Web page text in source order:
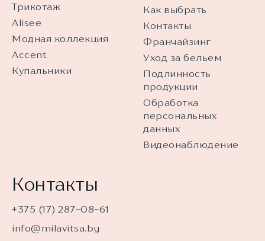
Трикотаж
Alisee
Модная коллекция
Accent
Купальники
Как выбрать
Контакты
Франчайзинг
Уход за бельем
Подлинность
продукции
Обработка
персональных
данных
Видеонаблюдение
Контакты
+375 (17) 287-08-61
info@milavitsa.by